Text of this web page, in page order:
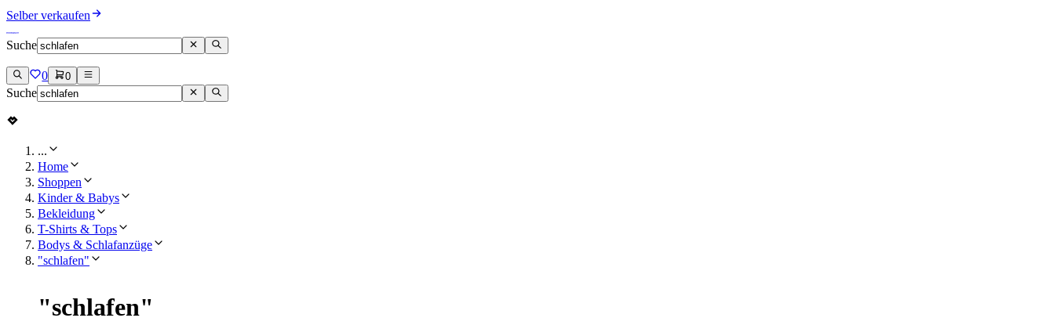
Selber verkaufen
Suche
0 0
Suche
...
Home
Shoppen
Kinder & Babys
Bekleidung
T-Shirts & Tops
Bodys & Schlafanzüge
"schlafen"
"schlafen"